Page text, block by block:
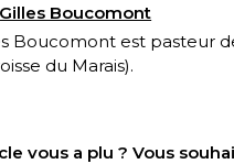
Gilles Boucomont
Boucomont est pasteur
du Marais).
vous a plu ? Vous